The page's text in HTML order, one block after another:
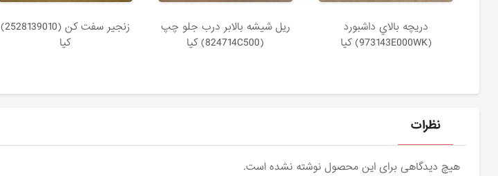
دريچه بالاي داشبورد
(973143E000WK) کیا
ريل شيشه بالابر درب جلو چپ
(824714C500) کیا
زنجير سفت كن (2528139010)
کیا
نظرات
هیچ دیدگاهی برای این محصول نوشته نشده است.